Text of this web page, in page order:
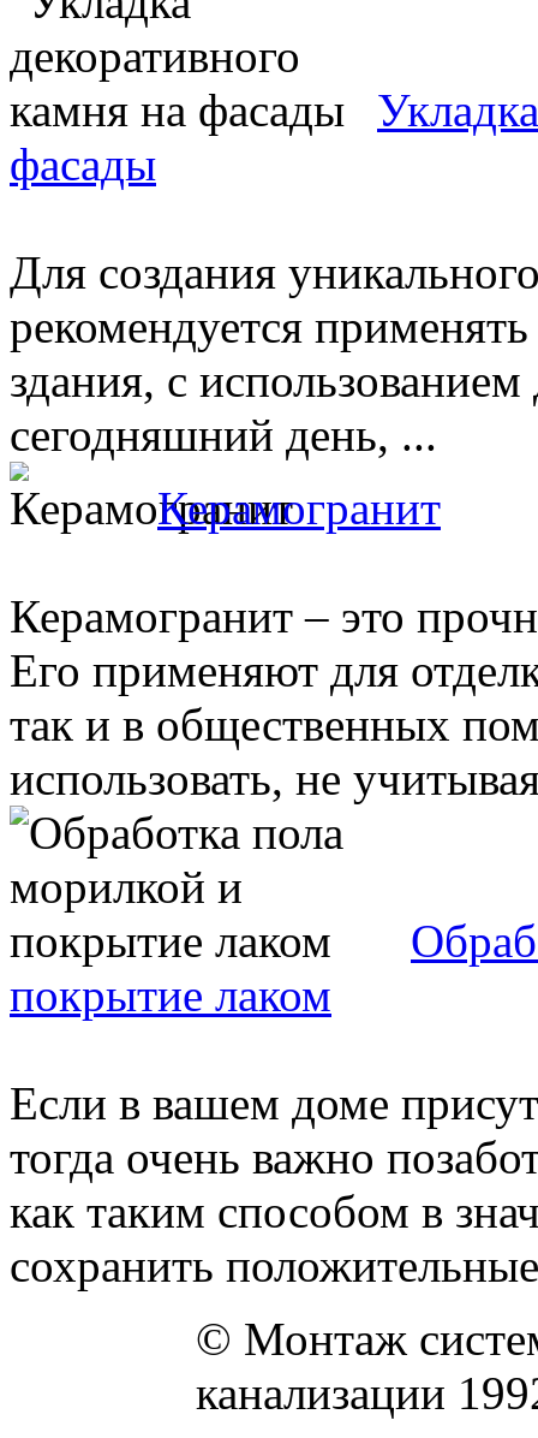
фасады
Для создания
рекомендуется
здания, с
сегодняшний день, ...
Керамогранит
Керамогранит – это
Его применяют для
так и в общественных
использовать, не
покрытие лаком
Если в вашем доме
тогда очень важно
как таким способом в
сохранить
© Монтаж
канализации